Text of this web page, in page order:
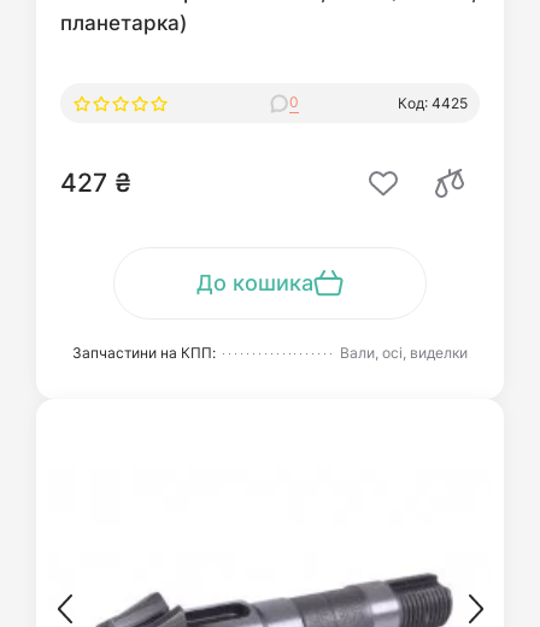
планетарка)
0 Код: 4425
427 ₴
До кошика
Запчастини на КПП: Вали, осі, виделки